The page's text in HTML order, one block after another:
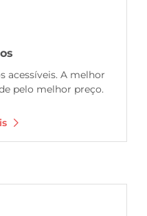
acessíveis. A melhor
pelo melhor preço.